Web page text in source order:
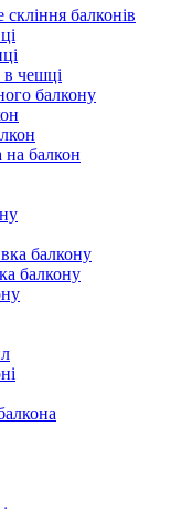
балконів
чешці
балкону
на балкон
балкону
балкону